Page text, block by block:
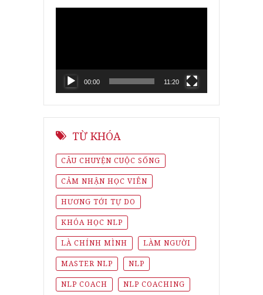
00:00 11:20
TỪ KHÓA
CÂU CHUYỆN CUỘC SỐNG
CẢM NHẬN HỌC VIÊN
HƯƠNG TỚI TỰ DO
KHÓA HỌC NLP
LÀ CHÍNH MÌNH LÀM NGƯỜI
MASTER NLP NLP
NLP COACH NLP COACHING